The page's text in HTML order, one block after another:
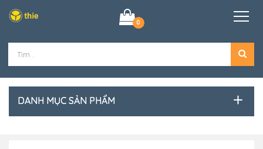
0
DANH MỤC SẢN PHẨM